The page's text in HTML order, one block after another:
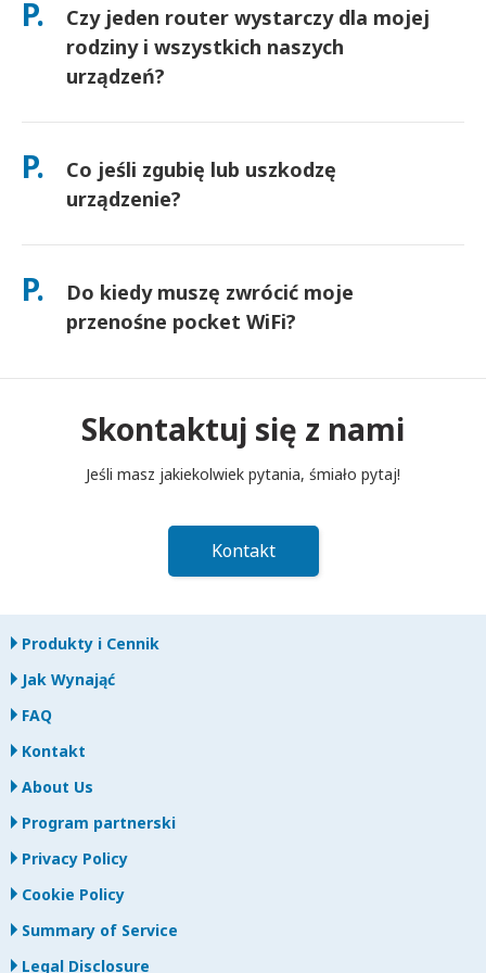
docierają następnego dnia. Jeśli nie jesteś pewien, skontaktuj
się z nami, a my potwierdzimy najszybszą opcję dla Twojego
obszaru.
P.
Czy jeden router wystarczy dla mojej
rodziny i wszystkich naszych
urządzeń?
Tak — podłącz do 10 urządzeń jednocześnie (telefony,
dołączamy darmowy power bank do użytku przez cały dzień.
P.
Co jeśli zgubię lub uszkodzę
urządzenie?
Możesz dodać Ubezpieczenie przy kasie, aby pokryć koszty
wymianę. Jeśli coś się stanie, skontaktuj się z nami
natychmiast — pomożemy Ci pozostać w kontakcie.
P.
Do kiedy muszę zwrócić moje
przenośne pocket WiFi?
okresu wynajmu. Jeśli spóźnisz się ze zwrotem, zostaniesz
obciążony opłatą.
Skontaktuj się z nami
Jeśli masz jakiekolwiek pytania, śmiało pytaj!
Kontakt
Produkty i Cennik
Jak Wynająć
FAQ
Kontakt
About Us
Program partnerski
Privacy Policy
Cookie Policy
Summary of Service
Legal Disclosure